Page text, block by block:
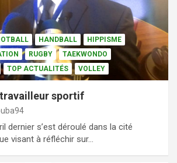
HANDBALL
HIPPISME
RUGBY
TAEKWONDO
TOP ACTUALITÉS VOLLEY
sportif
dernier s’est déroulé dans la cité
visant à réfléchir sur…